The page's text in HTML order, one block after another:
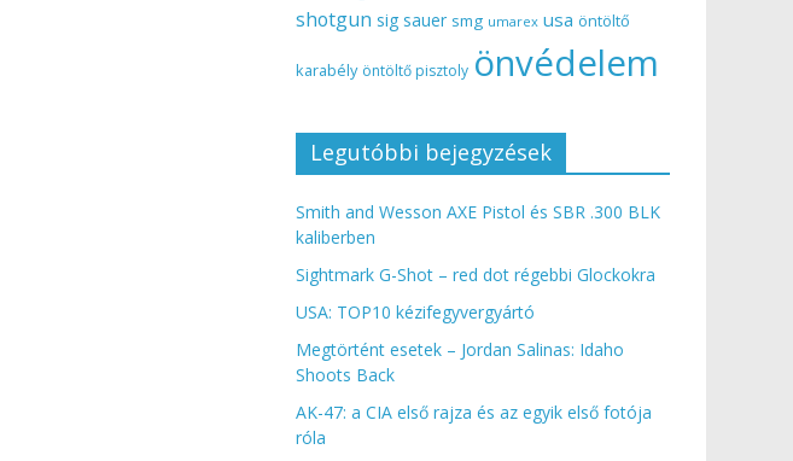
shotgun sig sauer smg umarex usa öntöltő
karabély öntöltő pisztoly önvédelem
Legutóbbi bejegyzések
Smith and Wesson AXE Pistol és SBR .300 BLK
kaliberben
Sightmark G-Shot – red dot régebbi Glockokra
USA: TOP10 kézifegyvergyártó
Megtörtént esetek – Jordan Salinas: Idaho
Shoots Back
AK-47: a CIA első rajza és az egyik első fotója
róla